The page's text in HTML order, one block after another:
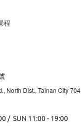
程
North Dist., Tainan City 704
/ SUN 11:00 - 19:00